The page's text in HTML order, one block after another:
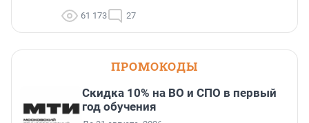
61 173 27
ПРОМОКОДЫ
Скидка 10% на ВО и СПО в первый
год обучения